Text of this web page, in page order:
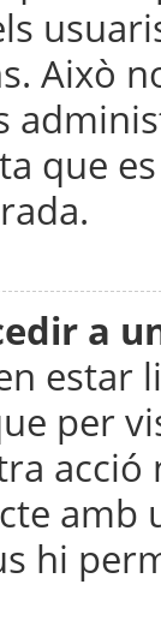
Això
que
a
estar
per
acció
hi